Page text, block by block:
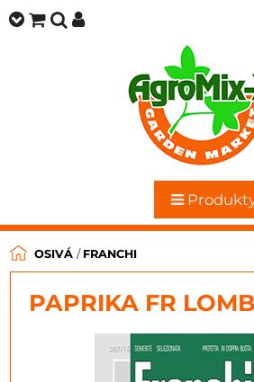
OSIVÁ / FRANCHI
PAPRIKA FR